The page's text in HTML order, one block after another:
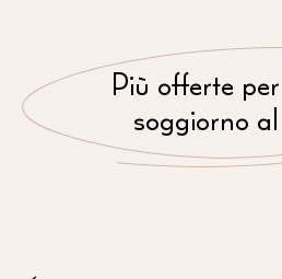
Più offerte
soggiorno